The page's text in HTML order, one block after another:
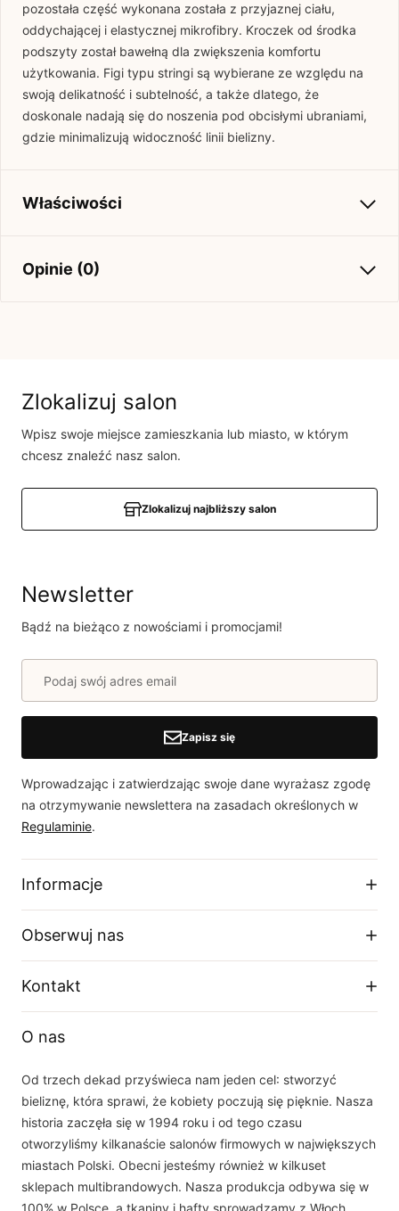
pozostała część wykonana została z przyjaznej ciału,
oddychającej i elastycznej mikrofibry. Kroczek od środka
podszyty został bawełną dla zwiększenia komfortu
użytkowania. Figi typu stringi są wybierane ze względu na
swoją delikatność i subtelność, a także dlatego, że
doskonale nadają się do noszenia pod obcisłymi ubraniami,
gdzie minimalizują widoczność linii bielizny.
Właściwości
Opinie (0)
Bądź pierwszą osobą, która podzieli się opinią o tym
Powiadomienie
Zlokalizuj salon
Wpisz swoje miejsce zamieszkania lub miasto, w którym
chcesz znaleźć nasz salon.
Zlokalizuj najbliższy salon
Newsletter
Bądź na bieżąco z nowościami i promocjami!
Zapisz się
Wprowadzając i zatwierdzając swoje dane wyrażasz zgodę
na otrzymywanie newslettera na zasadach określonych w
Regulaminie.
Informacje
Regulamin sklepu
Polityka prywatności
O firmie
Tabela rozmiarów
Obserwuj nas
Facebook
Kontakt
Telefon
Email
sklep(at)dalia.pl
Nasz zespół obsługi klienta jest do Państwa dyspozycji w dni robocze w
godzinach 8.00 - 16.00
O nas
Od trzech dekad przyświeca nam jeden cel: stworzyć
bieliznę, która sprawi, że kobiety poczują się pięknie. Nasza
historia zaczęła się w 1994 roku i od tego czasu
otworzyliśmy kilkanaście salonów firmowych w największych
miastach Polski. Obecni jesteśmy również w kilkuset
sklepach multibrandowych. Nasza produkcja odbywa się w
100% w Polsce, a tkaniny i hafty sprowadzamy z Włoch,